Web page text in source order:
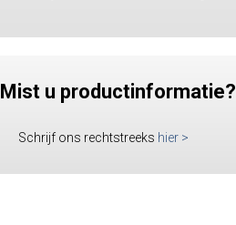
Mist u productinformatie?
Schrijf ons rechtstreeks hier >